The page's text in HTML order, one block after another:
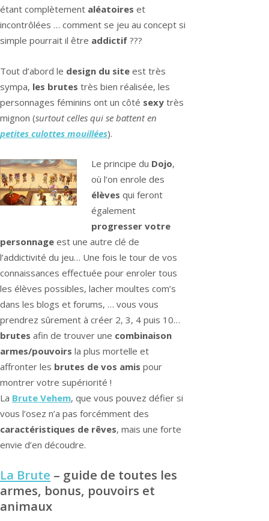
étant complètement aléatoires et
incontrôlées … comment se jeu au concept si
simple pourrait il être addictif ???
Tout d’abord le design du site est très
sympa, les brutes très bien réalisée, les
personnages féminins ont un côté sexy très
mignon (surtout celles qui se battent en
petites culottes mouillées).
Le principe du Dojo,
où l’on enrole des
élèves qui feront
également
progresser votre
personnage est une autre clé de
l’addictivité du jeu… Une fois le tour de vos
connaissances effectuée pour enroler tous
les élèves possibles, lacher moultes com’s
dans les blogs et forums, … vous vous
prendrez sûrement à créer 2, 3, 4 puis 10…
brutes afin de trouver une combinaison
armes/pouvoirs la plus mortelle et
affronter les brutes de vos amis pour
montrer votre supériorité !
La Brute Vehem, que vous pouvez défier si
vous l’osez n’a pas forcémment des
caractéristiques de rêves, mais une forte
envie d’en découdre.
La Brute – guide de toutes les
armes, bonus, pouvoirs et
animaux